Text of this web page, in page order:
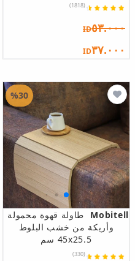
(1818)
ID٥٣.٠٠٠
ID٣٧.٠٠٠
Mobitell
طاولة قهوة محمولة
وأريكة من خشب البلوط
45x25.5 سم
(330)
%30